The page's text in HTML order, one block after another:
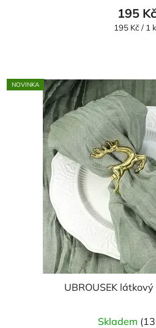
je
195 Kč
Měrná
195 Kč / 1
NOVINKA
UBROUSEK látkový
Skladem